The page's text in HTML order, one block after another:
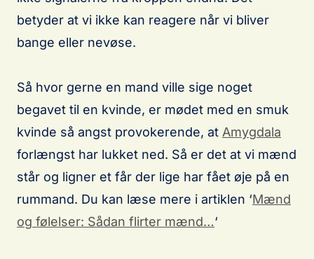
betyder at vi ikke kan reagere når vi bliver
bange eller nevøse.
Så hvor gerne en mand ville sige noget
begavet til en kvinde, er mødet med en smuk
kvinde så angst provokerende, at Amygdala
forlængst har lukket ned. Så er det at vi mænd
står og ligner et får der lige har fået øje på en
rummand. Du kan læse mere i artiklen ‘Mænd
og følelser: Sådan flirter mænd…‘